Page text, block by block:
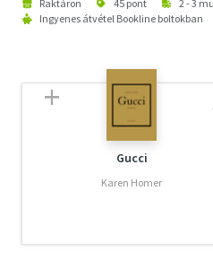
Raktáron 45 pont
2 - 3
Ingyenes átvétel Bookline boltokban
Gucci
Karen Homer